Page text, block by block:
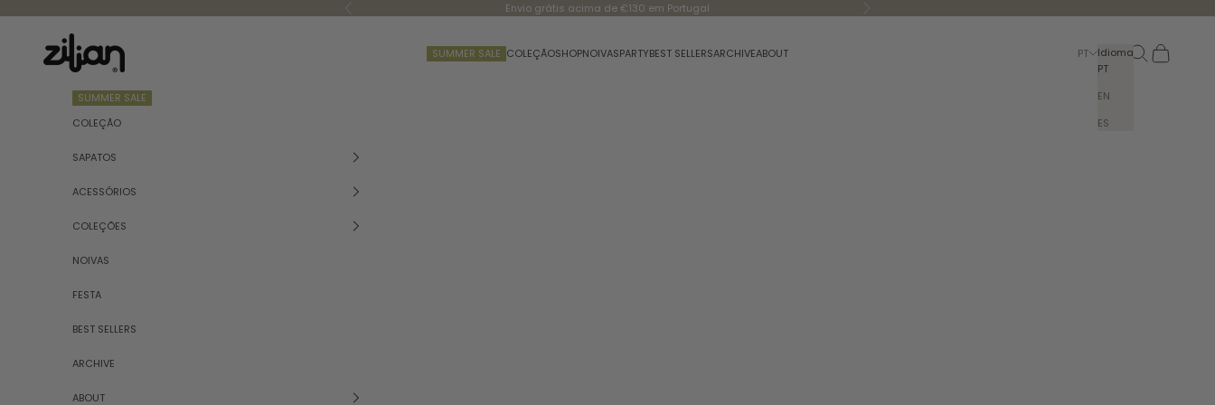
Anterior Envio grátis acima de €130 em Portugal Seguinte
Zilian
SUMMER SALE COLEÇÃOSHOPNOIVASPARTYBEST SELLERSARCHIVEABOUT PT
Idioma
PT
EN
ES
Pesquisar
Carrinho
SUMMER SALE
COLEÇÃO
SAPATOS
ACESSÓRIOS
COLEÇÕES
NOIVAS
FESTA
BEST SELLERS
ARCHIVE
ABOUT